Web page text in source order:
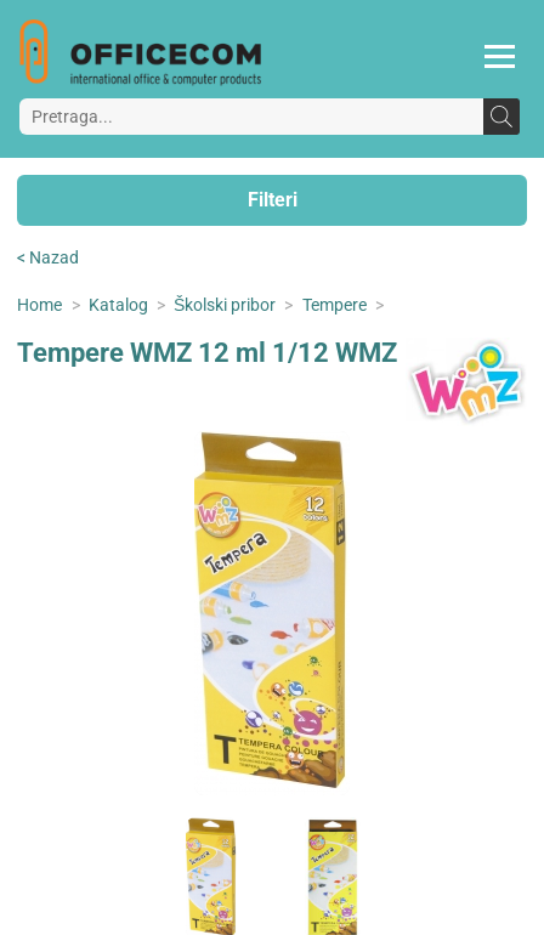
Filteri
< Nazad
Home > Katalog > Školski pribor > Tempere >
Tempere WMZ 12 ml 1/12 WMZ